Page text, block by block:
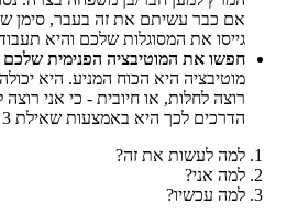
אם כבר עשיתם את זה בעבר, סימן
גייסו את המסוגלות שלכם והיא
חפשו את המוטיבציה הפנימית
מוטיבציה היא הכוח המניע. היא
רוצה לחלות, או חיובית - כי אני
הדרכים לכך היא באמצעות שאילת 3 שאלות ה"למה":
למה לעשות את זה?
למה אני?
למה עכשיו?